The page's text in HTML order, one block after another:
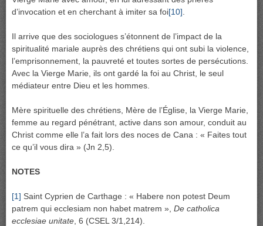
d’invocation et en cherchant à imiter sa foi[10]
Il arrive que des sociologues s’étonnent de l’impact de la
spiritualité mariale auprès des chrétiens qui ont subi la violence,
l’emprisonnement, la pauvreté et toutes sortes de persécutions.
Avec la Vierge Marie, ils ont gardé la foi au Christ, le seul
médiateur entre Dieu et les hommes.
Mère spirituelle des chrétiens, Mère de l’Église, la Vierge Marie,
femme au regard pénétrant, active dans son amour, conduit au
Christ comme elle l’a fait lors des noces de Cana : « Faites tout
ce qu’il vous dira » (Jn 2,5).
NOTES
[1] Saint Cyprien de Carthage : « Habere non potest Deum
patrem qui ecclesiam non habet matrem », De catholica
ecclesiae unitate , 6 (CSEL 3/1,214).